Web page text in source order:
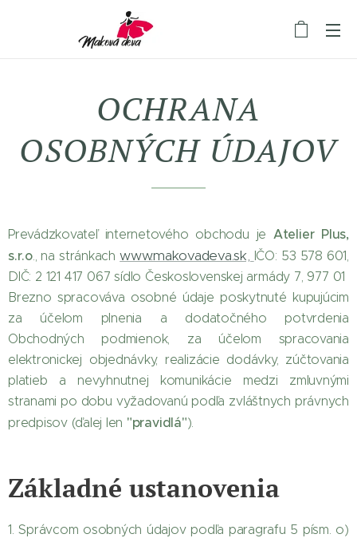
OCHRANA
OSOBNÝCH ÚDAJOV
Prevádzkovateľ internetového obchodu je Atelier Plus,
s.r.o., na stránkachwww.makovadeva.sk, IČO: 53 578 601,
DIČ: 2 121 417 067 sídlo Československej armády 7, 977 01
Brezno spracováva osobné údaje poskytnuté kupujúcim
za účelom plnenia a dodatočného potvrdenia
Obchodných podmienok, za účelom spracovania
elektronickej objednávky, realizácie dodávky, zúčtovania
platieb a nevyhnutnej komunikácie medzi zmluvnými
stranami po dobu vyžadovanú podľa zvláštnych právnych
predpisov (ďalej len "pravidlá").
Základné ustanovenia
1. Správcom osobných údajov podľa paragrafu 5 písm. o)